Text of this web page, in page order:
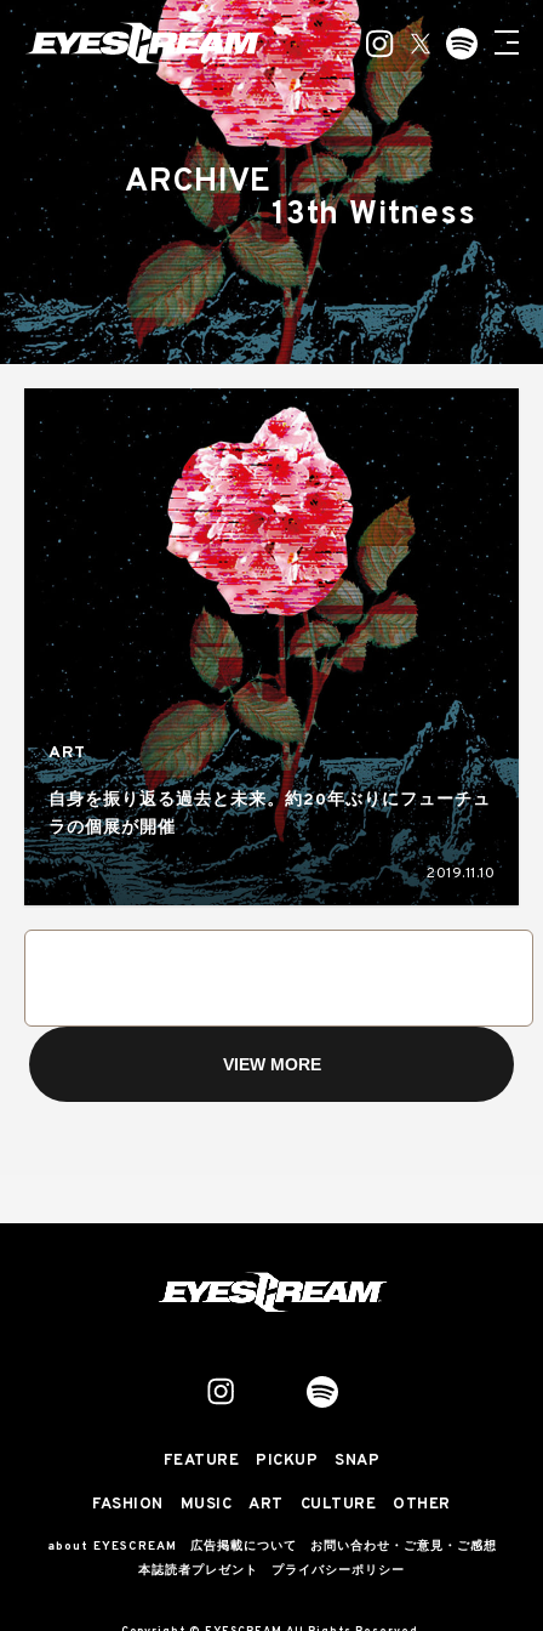
ARCHIVE
13th Witness
ART
自身を振り返る過去と未来。約20年ぶりにフューチュ
ラの個展が開催
2019.11.10
VIEW MORE
FEATURE PICKUP SNAP
FASHION MUSIC ART CULTURE OTHER
about EYESCREAM 広告掲載について
お問い合わせ・ご意見・ご感想
本誌読者プレゼント
プライバシーポリシー